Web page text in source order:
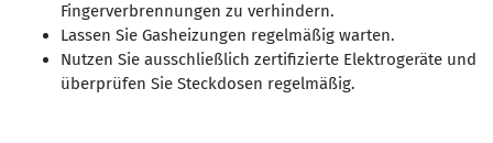
Fingerverbrennungen zu verhindern.
Lassen Sie Gasheizungen regelmäßig warten.
Nutzen Sie ausschließlich zertifizierte Elektrogeräte und
überprüfen Sie Steckdosen regelmäßig.